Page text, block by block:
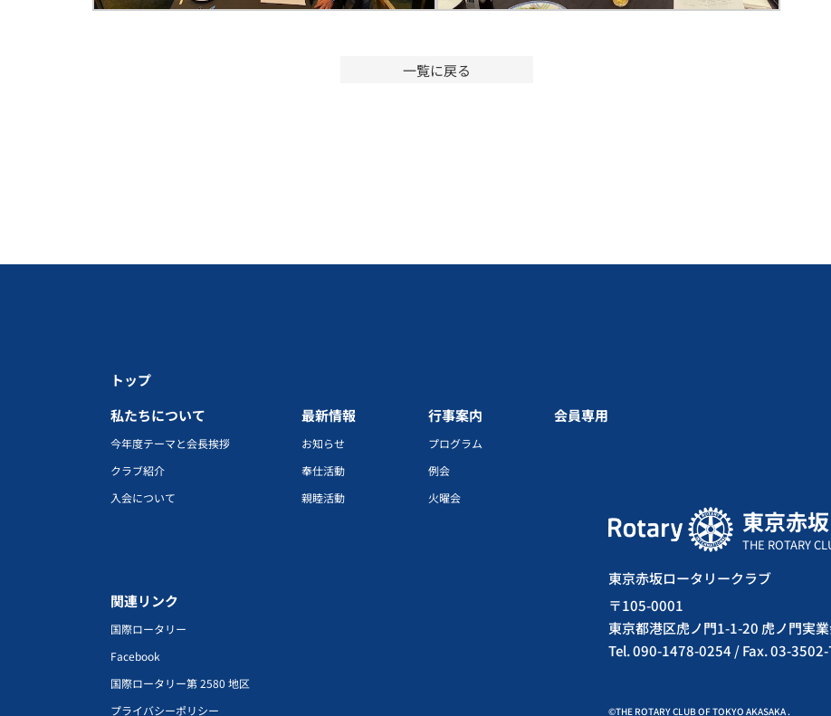
一覧に戻る
トップ
私たちについて
今年度テーマと会長挨拶
クラブ紹介
入会について
最新情報
お知らせ
奉仕活動
親睦活動
行事案内
プログラム
例会
火曜会
会員専用
関連リンク
国際ロータリー
Facebook
国際ロータリー第 2580 地区
プライバシーポリシー
東京赤
THE ROTARY
東京赤坂ロータリークラブ
〒105-0001
東京都港区虎ノ門1-1-20 虎ノ門実
Tel. 090-1478-0254 / Fax. 03-
©THE ROTARY CLUB OF TOKYO AKASAKA .